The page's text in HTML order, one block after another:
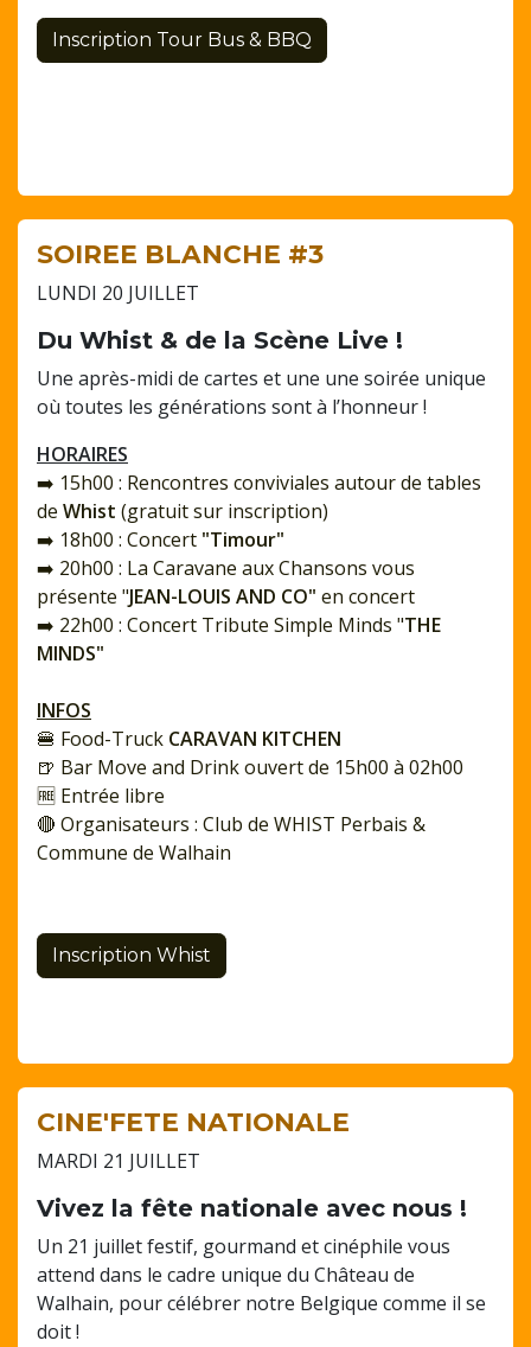
CINE'FETE NATIONALE
MARDI 21 JUILLET
Vivez la fête nationale avec nous !
Un 21 juillet festif, gourmand et cinéphile vous
attend dans le cadre unique du Château de
Walhain, pour célébrer notre Belgique comme il se
doit !
SOIREE BLANCHE #3
LUNDI 20 JUILLET
Du Whist & de la Scène Live !
Une après-midi de cartes et une une soirée unique
où toutes les générations sont à l’honneur !
HORAIRES
➡️ 15h00 : Rencontres conviviales autour de tables
de Whist (gratuit sur inscription)
➡️ 18h00 : Concert "Timour"
➡️ 20h00 : La Caravane aux Chansons vous
présente "JEAN-LOUIS AND CO" en concert
➡️ 22h00 : Concert Tribute Simple Minds "THE
MINDS"
INFOS
🍔 Food-Truck CARAVAN KITCHEN
🍺 Bar Move and Drink ouvert de 15h00 à 02h00
🆓 Entrée libre
🔴 Organisateurs : Club de WHIST Perbais &
Commune de Walhain
Inscription Whist
Inscription Tour Bus & BBQ